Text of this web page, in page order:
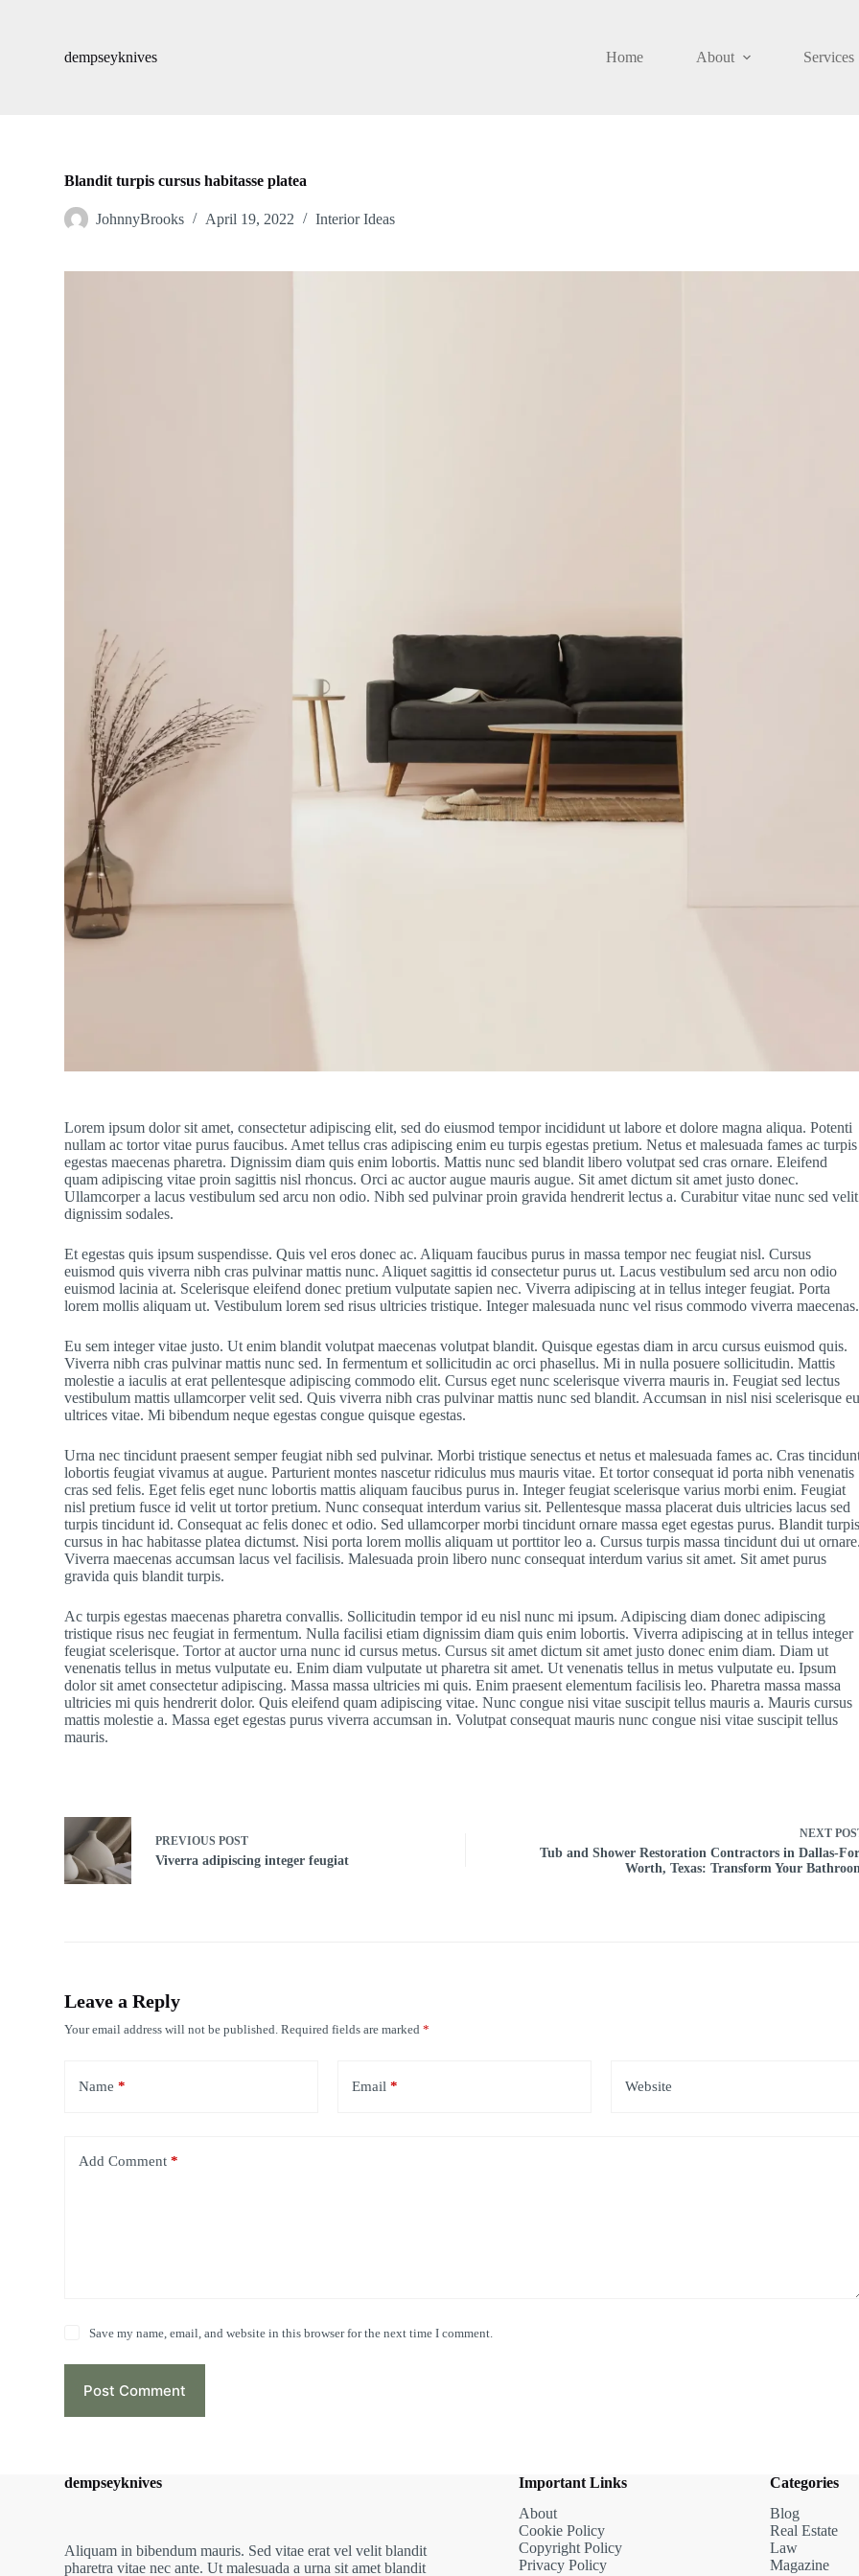
dempseyknives Home About Services
Blandit turpis cursus habitasse platea
JohnnyBrooks April 19, 2022 Interior Ideas
Lorem ipsum dolor sit amet, consectetur adipiscing elit, sed do eiusmod tempor incididunt ut labore et dolore magna aliqua. Potenti
nullam ac tortor vitae purus faucibus. Amet tellus cras adipiscing enim eu turpis egestas pretium. Netus et malesuada fames ac turpis
egestas maecenas pharetra. Dignissim diam quis enim lobortis. Mattis nunc sed blandit libero volutpat sed cras ornare. Eleifend
quam adipiscing vitae proin sagittis nisl rhoncus. Orci ac auctor augue mauris augue. Sit amet dictum sit amet justo donec.
Ullamcorper a lacus vestibulum sed arcu non odio. Nibh sed pulvinar proin gravida hendrerit lectus a. Curabitur vitae nunc sed velit
dignissim sodales.
Et egestas quis ipsum suspendisse. Quis vel eros donec ac. Aliquam faucibus purus in massa tempor nec feugiat nisl. Cursus
euismod quis viverra nibh cras pulvinar mattis nunc. Aliquet sagittis id consectetur purus ut. Lacus vestibulum sed arcu non odio
euismod lacinia at. Scelerisque eleifend donec pretium vulputate sapien nec. Viverra adipiscing at in tellus integer feugiat. Porta
lorem mollis aliquam ut. Vestibulum lorem sed risus ultricies tristique. Integer malesuada nunc vel risus commodo viverra maecenas.
Eu sem integer vitae justo. Ut enim blandit volutpat maecenas volutpat blandit. Quisque egestas diam in arcu cursus euismod quis.
Viverra nibh cras pulvinar mattis nunc sed. In fermentum et sollicitudin ac orci phasellus. Mi in nulla posuere sollicitudin. Mattis
molestie a iaculis at erat pellentesque adipiscing commodo elit. Cursus eget nunc scelerisque viverra mauris in. Feugiat sed lectus
vestibulum mattis ullamcorper velit sed. Quis viverra nibh cras pulvinar mattis nunc sed blandit. Accumsan in nisl nisi scelerisque eu
ultrices vitae. Mi bibendum neque egestas congue quisque egestas.
Urna nec tincidunt praesent semper feugiat nibh sed pulvinar. Morbi tristique senectus et netus et malesuada fames ac. Cras
lobortis feugiat vivamus at augue. Parturient montes nascetur ridiculus mus mauris vitae. Et tortor consequat id porta nibh venenatis
cras sed felis. Eget felis eget nunc lobortis mattis aliquam faucibus purus in. Integer feugiat scelerisque varius morbi enim. Feugiat
nisl pretium fusce id velit ut tortor pretium. Nunc consequat interdum varius sit. Pellentesque massa placerat duis ultricies lacus sed
turpis tincidunt id. Consequat ac felis donec et odio. Sed ullamcorper morbi tincidunt ornare massa eget egestas purus. Blandit turpis
cursus in hac habitasse platea dictumst. Nisi porta lorem mollis aliquam ut porttitor leo a. Cursus turpis massa tincidunt dui ut ornare.
Viverra maecenas accumsan lacus vel facilisis. Malesuada proin libero nunc consequat interdum varius sit amet. Sit amet purus
gravida quis blandit turpis.
Ac turpis egestas maecenas pharetra convallis. Sollicitudin tempor id eu nisl nunc mi ipsum. Adipiscing diam donec adipiscing
tristique risus nec feugiat in fermentum. Nulla facilisi etiam dignissim diam quis enim lobortis. Viverra adipiscing at in tellus integer
feugiat scelerisque. Tortor at auctor urna nunc id cursus metus. Cursus sit amet dictum sit amet justo donec enim diam. Diam ut
venenatis tellus in metus vulputate eu. Enim diam vulputate ut pharetra sit amet. Ut venenatis tellus in metus vulputate eu. Ipsum
dolor sit amet consectetur adipiscing. Massa massa ultricies mi quis. Enim praesent elementum facilisis leo. Pharetra massa massa
ultricies mi quis hendrerit dolor. Quis eleifend quam adipiscing vitae. Nunc congue nisi vitae suscipit tellus mauris a. Mauris cursus
mattis molestie a. Massa eget egestas purus viverra accumsan in. Volutpat consequat mauris nunc congue nisi vitae suscipit tellus
mauris.
PREVIOUSPOST
Viverra adipiscing integer feugiat
NEXT
Tub and Shower Restoration Contractors in Dallas-
Worth, Texas: Transform Your
Leave a Reply
Your email address will not be published. Required fields are marked*
Name * Email * Website
Add Comment *
Save my name, email, and website in this browser for the next time I comment.
Post Comment
dempseyknives
Aliquam in bibendum mauris. Sed vitae erat vel velit blandit
pharetra vitae nec ante. Ut malesuada a urna sit amet blandit
Important Links
About
Cookie Policy
Copyright Policy
Privacy Policy
Categories
Blog
Real Estate
Law
Magazine